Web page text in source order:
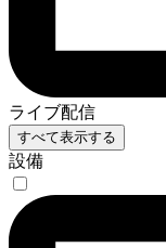
ライブ配信
すべて表示する
設備